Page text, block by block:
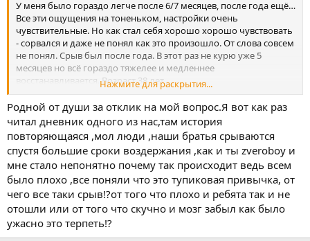
У меня было гораздо легче после 6/7 месяцев, после года ещё…
Все эти ощущения на тоненьком, настройки очень
чувствительные. Но как стал себя хорошо хорошо чувствовать
- сорвался и даже не понял как это произошло. От слова совсем
не понял. Срыв был после года. В этот раз не курю уже 5
месяцев но всё гораздо тяжелее и медленнее
восстанавливается. Возраст 38 лет.
Принял решение вообще ничего не потреблять ни алкоголя,
ни табак, ни травку. Так как на своём опыте понял что одно что
другое может спровоцировать срыв.
Всем удачи, сил и энергии
Нажмите для раскрытия...
Родной от души за отклик на мой вопрос.Я вот как раз
читал дневник одного из нас,там история
повторяющаяся ,мол люди ,наши братья срываются
спустя большие сроки воздержания ,как и ты zveroboy и
мне стало непонятно почему так происходит ведь всем
было плохо ,все поняли что это тупиковая привычка, от
чего все таки срыв!?от того что плохо и ребята так и не
отошли или от того что скучно и мозг забыл как было
ужасно это терпеть!?